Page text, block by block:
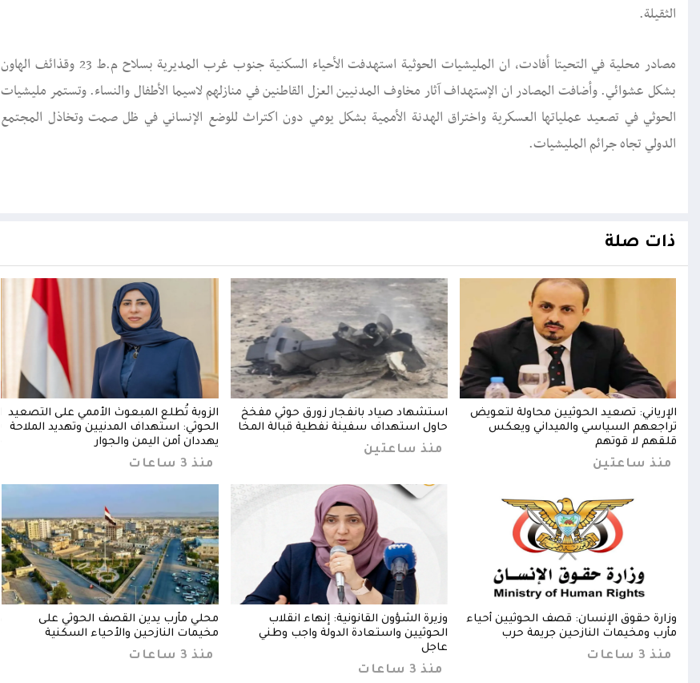
الثقيلة.
مصادر محلية في التحيتا أفادت، ان المليشيات الحوثية استهدفت الأحياء السكنية جنوب غرب المديرية بسلاح م.ط 23 وقذائف الهاون
بشكل عشوائي. وأضافت المصادر ان الإستهداف آثار مخاوف المدنيين العزل القاطنين في منازلهم لاسيما الأطفال والنساء. وتستمر مليشيات
الحوثي في تصعيد عملياتها العسكرية واختراق الهدنة الأممية بشكل يومي دون اكتراث للوضع الإنساني في ظل صمت وتخاذل المجتمع
الدولي تجاه جرائم المليشيات.
ذات صلة
الإرياني: تصعيد الحوثيين محاولة لتعويض
تراجعهم السياسي والميداني ويعكس
قلقهم لا قوتهم
منذ ساعتين
استشهاد صياد بانفجار زورق حوثي مفخخ
حاول استهداف سفينة نفطية قبالة المخا
منذ ساعتين
الزوبة تُطلع المبعوث الأممي على التصعيد
الحوثي: استهداف المدنيين وتهديد الملاحة
يهددان أمن اليمن والجوار
منذ 3 ساعات
وزارة حقوق الإنسان: قصف الحوثيين أحياء
مأرب ومخيمات النازحين جريمة حرب
منذ 3 ساعات
وزيرة الشؤون القانونية: إنهاء انقلاب
الحوثيين واستعادة الدولة واجب وطني
عاجل
منذ 3 ساعات
محلي مأرب يدين القصف الحوثي على
مخيمات النازحين والأحياء السكنية
منذ 3 ساعات